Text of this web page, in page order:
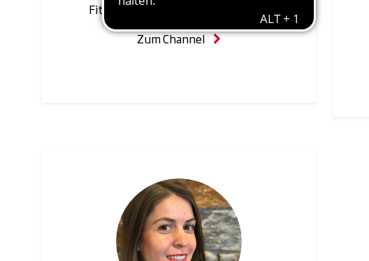
Zum Channel
Fitness First Kurs-Trainerin | Berlin